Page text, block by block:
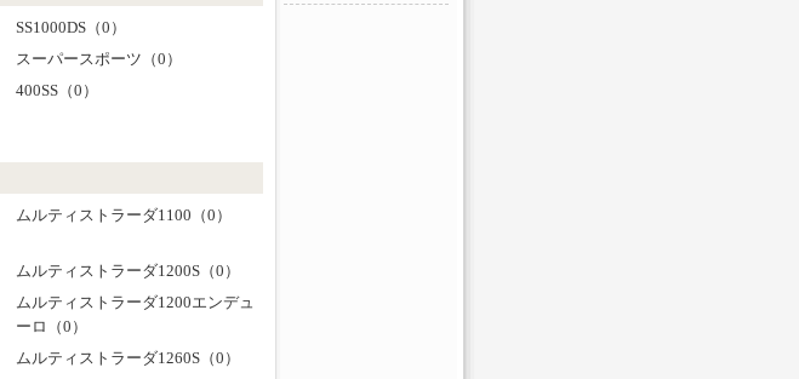
SS1000DS（0）
スーパースポーツ（0）
400SS（0）
ムルティストラーダ1100（0）
ムルティストラーダ1200S（0）
ムルティストラーダ1200エンデュ
ーロ（0）
ムルティストラーダ1260S（0）